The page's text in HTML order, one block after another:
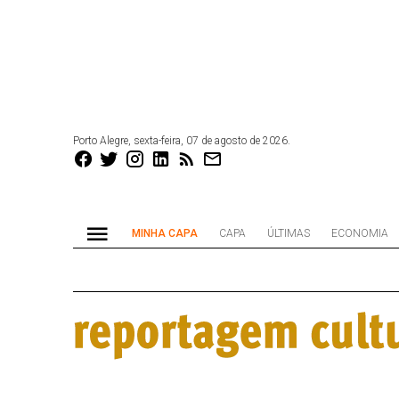
Porto Alegre, sexta-feira, 07 de agosto de 2026.
MINHA CAPA CAPA ÚLTIMAS ECONOMIA